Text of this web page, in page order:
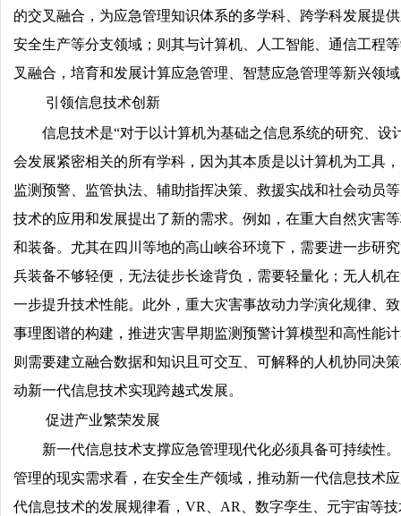
的交叉融合，为应急管理知识体系的多学科、跨学科发展提
安全生产等分支领域；则其与计算机、人工智能、通信工程
叉融合，培育和发展计算应急管理、智慧应急管理等新兴领
引领信息技术创新
信息技术是“对于以计算机为基础之信息系统的研究、
会发展紧密相关的所有学科，因为其本质是以计算机为工具
监测预警、监管执法、辅助指挥决策、救援实战和社会动员
技术的应用和发展提出了新的需求。例如，在重大自然灾害
和装备。尤其在四川等地的高山峡谷环境下，需要进一步研
兵装备不够轻便，无法徒步长途背负，需要轻量化；无人机
一步提升技术性能。此外，重大灾害事故动力学演化规律、
事理图谱的构建，推进灾害早期监测预警计算模型和高性能
则需要建立融合数据和知识且可交互、可解释的人机协同决
动新一代信息技术实现跨越式发展。
促进产业繁荣发展
新一代信息技术支撑应急管理现代化必须具备可持续性
管理的现实需求看，在安全生产领域，推动新一代信息技术
代信息技术的发展规律看，VR、AR、数字孪生、元宇宙等